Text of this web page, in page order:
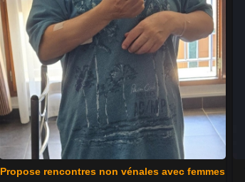
Propose rencontres non vénales avec femmes